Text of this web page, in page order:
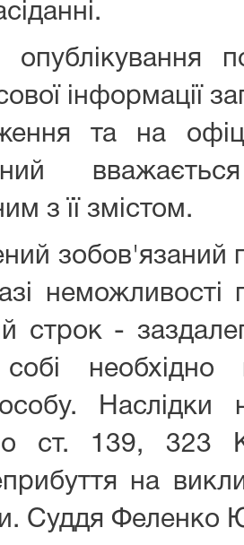
інформації
та на
з її змістом.
зобов'язаний
строк -
необхідно
Наслідки
ст. 139, 323
на
Суддя Феленко